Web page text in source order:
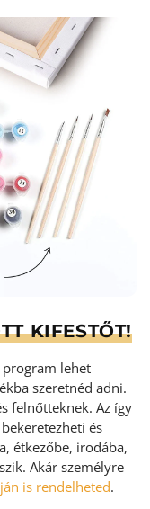
KIFESTŐT!
program lehet
szeretnéd adni.
felnőtteknek. Az így
és
étkezőbe, irodába,
Akár személyre
is rendelheted.